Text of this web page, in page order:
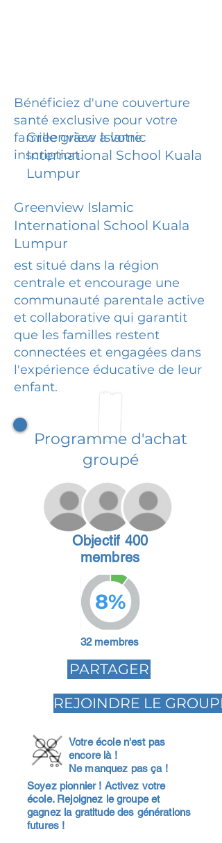
Bénéficiez d'une couverture
santé exclusive pour votre
famille grâce à votre
inscription.
Greenview Islamic
International School Kuala
Lumpur
Greenview Islamic
International School Kuala
Lumpur
est situé dans la région
centrale et encourage une
communauté parentale active
et collaborative qui garantit
que les familles restent
connectées et engagées dans
l'expérience éducative de leur
enfant.
Programme d'achat
groupé
Objectif 400
membres
8%
32 membres
PARTAGER
REJOINDRE LE GROUPE
Votre école n'est pas
encore là !
Ne manquez pas ça !
Soyez pionnier ! Activez votre
école. Rejoignez le groupe et
gagnez la gratitude des générations
futures !